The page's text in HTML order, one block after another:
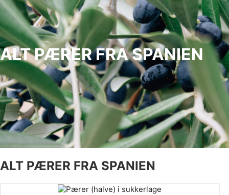
ALT PÆRER FRA SPANIEN
ALT PÆRER FRA SPANIEN